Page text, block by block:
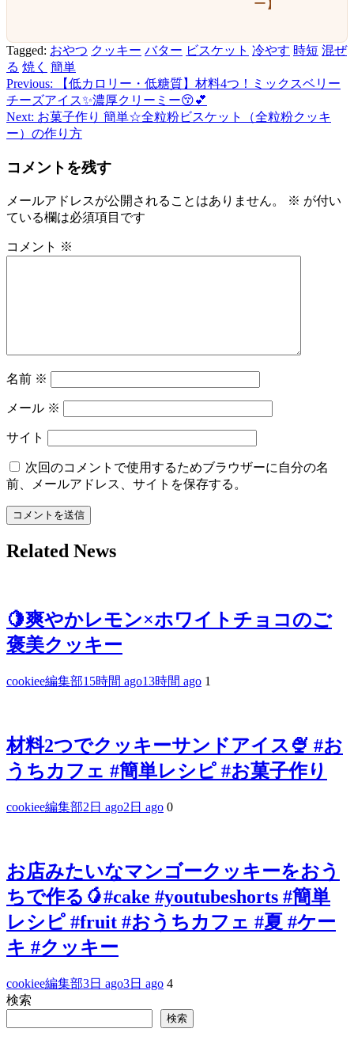
ー】
Tagged: おやつ クッキー バター ビスケット 冷やす 時短 混ぜ
る 焼く 簡単
投
稿
ナ
ビ
ー
シ
Previous:
【低カロリー・低糖質】材料4つ！ミックスベリー
チーズアイス✨濃厚クリーミー😚💕
Next: お菓子作り 簡単☆全粒粉ビスケット（全粒粉クッキ
ー）の作り方
コメントを残す
メールアドレスが公開されることはありません。 ※ が付い
ている欄は必須項目です
コメント ※
名前 ※
メール ※
サイト
次回のコメントで使用するためブラウザーに自分の名
前、メールアドレス、サイトを保存する。
Related News
🍋爽やかレモン×ホワイトチョコのご
褒美クッキー
cookiee編集部15時間 ago13時間 ago 1
材料2つでクッキーサンドアイス🍨 #お
うちカフェ #簡単レシピ #お菓子作り
cookiee編集部2日 ago2日 ago 0
お店みたいなマンゴークッキーをおう
ちで作る🥭#cake #youtubeshorts #簡単
レシピ #fruit #おうちカフェ #夏 #ケー
キ #クッキー
cookiee編集部3日 ago3日 ago 4
検索
検索